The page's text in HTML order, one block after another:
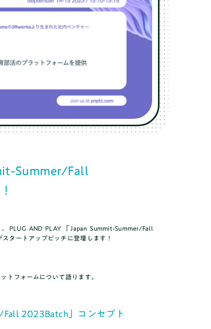
ーチ
方へ
Summer/Fall
AND PLAY「Japan Summit-Summer/Fall
タートアップピッチに登壇します！
トフォームについて語ります。
Fall 2023Batch」コンセプト